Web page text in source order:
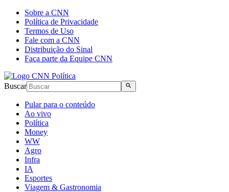
Sobre a CNN
Política de Privacidade
Termos de Uso
Fale com a CNN
Distribuição do Sinal
Faça parte da Equipe CNN
Buscar
Pular para o conteúdo
Ao vivo
Política
Money
WW
Agro
Infra
IA
Esportes
Viagem & Gastronomia